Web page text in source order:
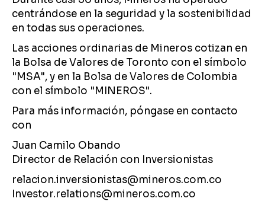
centrándose en la seguridad y la sostenibilidad
en todas sus operaciones.
Las acciones ordinarias de Mineros cotizan en
la Bolsa de Valores de Toronto con el símbolo
"MSA", y en la Bolsa de Valores de Colombia
con el símbolo "MINEROS".
Para más información, póngase en contacto
con
Juan Camilo Obando
Director de Relación con Inversionistas
relacion.inversionistas@mineros.com.co
Investor.relations@mineros.com.co